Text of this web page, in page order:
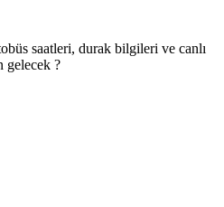
saatleri, durak bilgileri ve canlı
gelecek ?